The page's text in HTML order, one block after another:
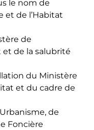
le nom de
et de l’Habitat
de
et de la salubrité
du Ministère
et du cadre de
de
Foncière